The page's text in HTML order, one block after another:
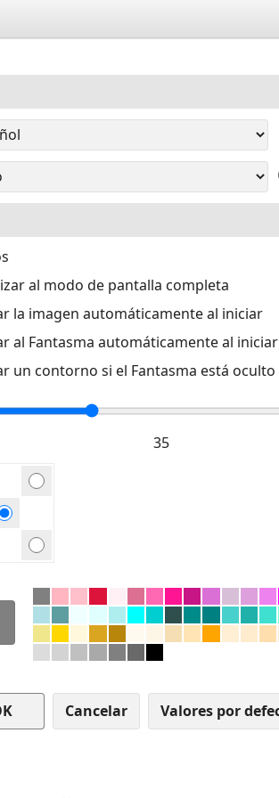
al modo de pantalla completa
la imagen automáticamente al iniciar
al Fantasma automáticamente al iniciar
un contorno si el Fantasma está oculto
Cancelar